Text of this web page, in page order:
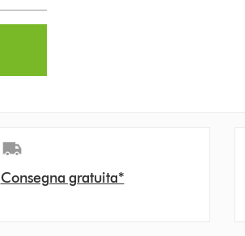
Consegna gratuita*